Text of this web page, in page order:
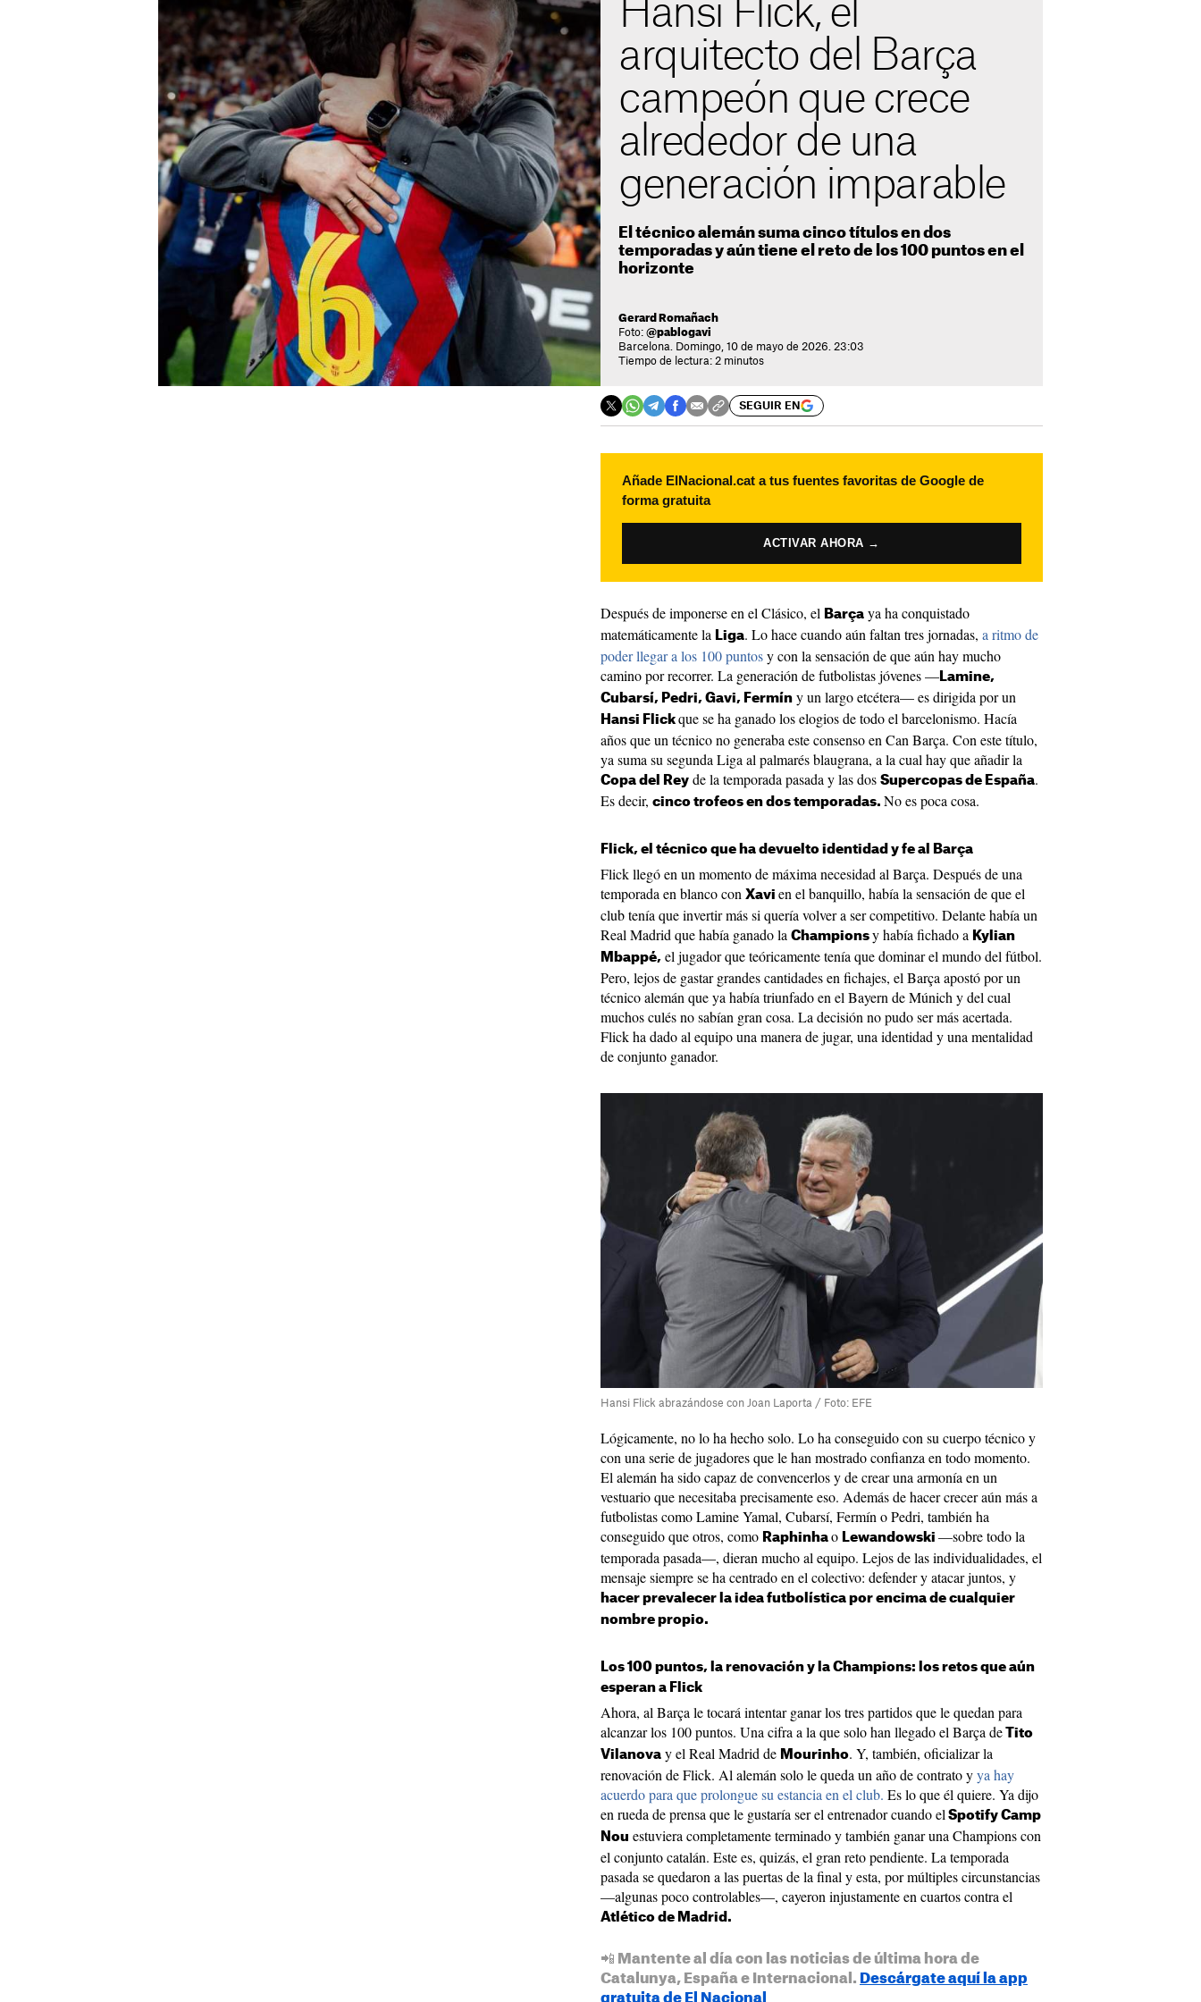
Hansi Flick, el
arquitecto del Barça
campeón que crece
alrededor de una
generación imparable
El técnico alemán suma cinco títulos en dos
temporadas y aún tiene el reto de los 100 puntos en el
horizonte
Gerard Romañach
Foto: @pablogavi
Barcelona. Domingo, 10 de mayo de 2026. 23:03
Tiempo de lectura: 2 minutos
SEGUIR EN
Añade ElNacional.cat a tus fuentes favoritas de Google de
forma gratuita
ACTIVAR AHORA →
Después de imponerse en el Clásico, el Barça ya ha conquistado
matemáticamente la Liga. Lo hace cuando aún faltan tres jornadas, a ritmo de
poder llegar a los 100 puntosy con la sensación de que aún hay mucho
camino por recorrer. La generación de futbolistas jóvenes — Lamine,
Cubarsí, Pedri, Gavi, Fermín y un largo etcétera— es dirigida por un
Hansi Flick que se ha ganado los elogios de todo el barcelonismo. Hacía
años que un técnico no generaba este consenso en Can Barça. Con este título,
ya suma su segunda Liga al palmarés blaugrana, a la cual hay que añadir la
Copa del Rey de la temporada pasada y las dos Supercopas de España.
Es decir, cinco trofeos en dos temporadas. No es poca cosa.
Flick, el técnico que ha devuelto identidad y fe al Barça
Flick llegó en un momento de máxima necesidad al Barça. Después de una
temporada en blanco con Xavi en el banquillo, había la sensación de que el
club tenía que invertir más si quería volver a ser competitivo. Delante había un
Real Madrid que había ganado la Champions y había fichado a Kylian
Mbappé, el jugador que teóricamente tenía que dominar el mundo del fútbol.
Pero, lejos de gastar grandes cantidades en fichajes, el Barça apostó por un
técnico alemán que ya había triunfado en el Bayern de Múnich y del cual
muchos culés no sabían gran cosa. La decisión no pudo ser más acertada.
Flick ha dado al equipo una manera de jugar, una identidad y una mentalidad
de conjunto ganador.
Hansi Flick abrazándose con Joan Laporta / Foto: EFE
Lógicamente, no lo ha hecho solo. Lo ha conseguido con su cuerpo técnico y
con una serie de jugadores que le han mostrado confianza en todo momento.
El alemán ha sido capaz de convencerlos y de crear una armonía en un
vestuario que necesitaba precisamente eso. Además de hacer crecer aún más a
futbolistas como Lamine Yamal, Cubarsí, Fermín o Pedri, también ha
conseguido que otros, como Raphinha o Lewandowski —sobre todo la
temporada pasada—, dieran mucho al equipo. Lejos de las individualidades, el
mensaje siempre se ha centrado en el colectivo: defender y atacar juntos, y
hacer prevalecer la idea futbolística por encima de cualquier
nombre propio.
Los 100 puntos, la renovación y la Champions: los retos que aún
esperan a Flick
Ahora, al Barça le tocará intentar ganar los tres partidos que le quedan para
alcanzar los 100 puntos. Una cifra a la que solo han llegado el Barça de Tito
Vilanova y el Real Madrid de Mourinho. Y, también, oficializar la
renovación de Flick. Al alemán solo le queda un año de contrato yya hay
acuerdo para que prolongue su estancia en el club. Es lo que él quiere. Ya dijo
en rueda de prensa que le gustaría ser el entrenador cuando el Spotify Camp
Nou estuviera completamente terminado y también ganar una Champions con
el conjunto catalán. Este es, quizás, el gran reto pendiente. La temporada
pasada se quedaron a las puertas de la final y esta, por múltiples circunstancias
—algunas poco controlables—, cayeron injustamente en cuartos contra el
Atlético de Madrid.
📲 Mantente al día con las noticias de última hora de
Catalunya, España e Internacional. Descárgate aquí la app
gratuita de El Nacional